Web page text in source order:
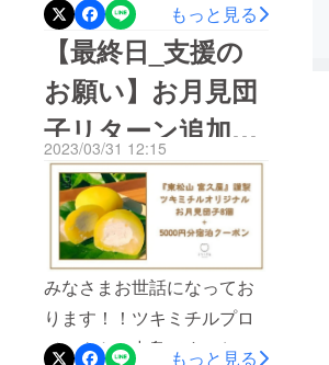
す。■ツキミチル完成のご報
告皆様のご支援・ご協力の
おかげで、この度「ツキミ
チル」が無事完成したこと
をご報告いたします。工事
も非常にスムーズに進み、
大きなトラブルもなく完成
に至ることができました。
この場をお借りして、皆様
に改めてお礼申し上げま
す。ぜひとも、ツキミチル
もっと見る
【最終日_支援の
お願い】お月見団
子リターン追加の
お知らせとこれま
でのお礼
2023/03/31 12:15
みなさまお世話になってお
ります！！ツキミチルプロ
ジェクトの中島です。おか
もっと見る